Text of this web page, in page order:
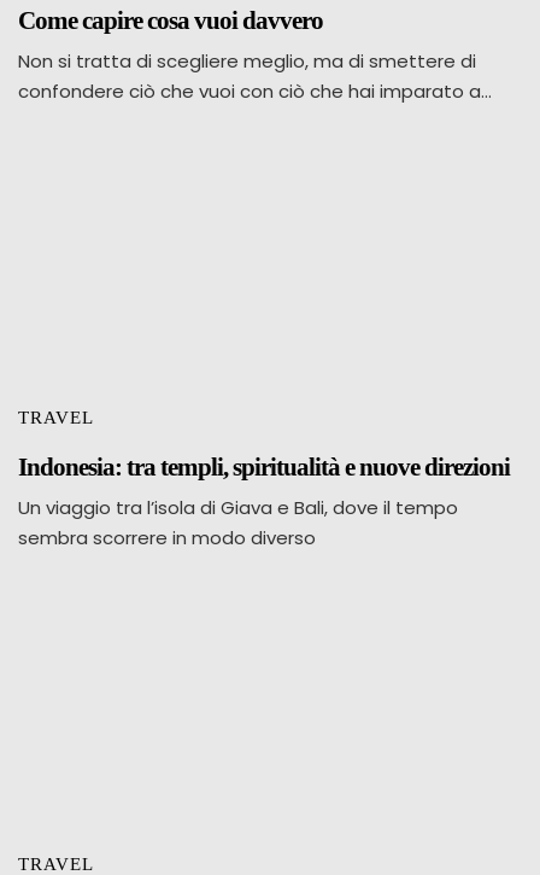
Come capire cosa vuoi davvero
Non si tratta di scegliere meglio, ma di smettere di
confondere ciò che vuoi con ciò che hai imparato a…
TRAVEL
Indonesia: tra templi, spiritualità e nuove direzioni
Un viaggio tra l’isola di Giava e Bali, dove il tempo
sembra scorrere in modo diverso
TRAVEL